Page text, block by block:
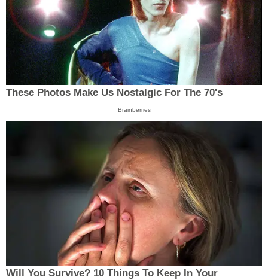
These Photos Make Us Nostalgic For The 70's
Brainberries
Will You Survive? 10 Things To Keep In Your